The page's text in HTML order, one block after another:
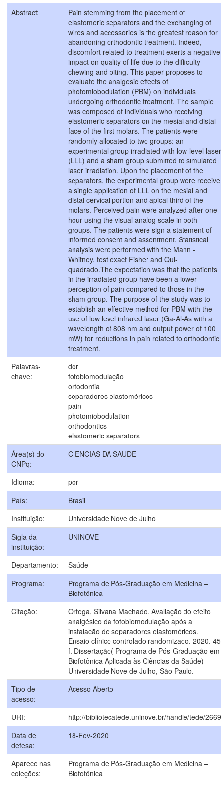
Abstract:
Pain stemming from the placement of
elastomeric separators and the exchanging of
wires and accessories is the greatest reason for
abandoning orthodontic treatment. Indeed,
discomfort related to treatment exerts a negative
impact on quality of life due to the difficulty
chewing and biting. This paper proposes to
evaluate the analgesic effects of
photomiobodulation (PBM) on individuals
undergoing orthodontic treatment. The sample
was composed of individuals who receiving
elastomeric separators on the mesial and distal
face of the first molars. The patients were
randomly allocated to two groups: an
experimental group irradiated with low-level laser
(LLL) and a sham group submitted to simulated
laser irradiation. Upon the placement of the
separators, the experimental group were receive
a single application of LLL on the mesial and
distal cervical portion and apical third of the
molars. Perceived pain were analyzed after one
hour using the visual analog scale in both
groups. The patients were sign a statement of
informed consent and assentment. Statistical
analysis were performed with the Mann -
Whitney, test exact Fisher and Qui-
quadrado.The expectation was that the patients
in the irradiated group have been a lower
perception of pain compared to those in the
sham group. The purpose of the study was to
establish an effective method for PBM with the
use of low level infrared laser (Ga-Al-As with a
wavelength of 808 nm and output power of 100
mW) for reductions in pain related to orthodontic
treatment.
Palavras-
chave:
dor
fotobiomodulação
ortodontia
separadores elastoméricos
pain
photomiobodulation
orthodontics
elastomeric separators
Área(s) do
CNPq:
CIENCIAS DA SAUDE
Idioma:
por
País:
Brasil
Instituição:
Universidade Nove de Julho
Sigla da
instituição:
UNINOVE
Departamento:
Saúde
Programa:
Programa de Pós-Graduação em Medicina –
Biofotônica
Citação:
Ortega, Silvana Machado. Avaliação do efeito
analgésico da fotobiomodulação após a
instalação de separadores elastoméricos.
Ensaio clínico controlado randomizado. 2020. 45
f. Dissertação( Programa de Pós-Graduação em
Biofotônica Aplicada às Ciências da Saúde) -
Universidade Nove de Julho, São Paulo.
Tipo de
acesso:
Acesso Aberto
URI:
http://bibliotecatede.uninove.br/handle/tede/2669
Data de
defesa:
18-Fev-2020
Aparece nas
coleções:
Programa de Pós-Graduação em Medicina –
Biofotônica